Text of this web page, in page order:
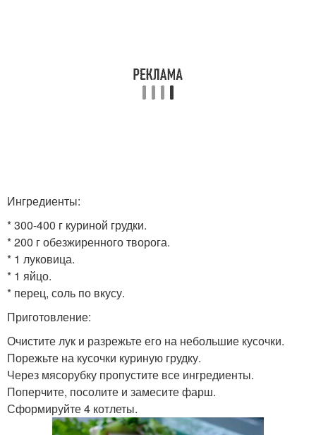
Ингредиенты:
* 300-400 г куриной грудки.
* 200 г обезжиренного творога.
* 1 луковица.
* 1 яйцо.
* перец, соль по вкусу.
Приготовление:
Очистите лук и разрежьте его на небольшие кусочки.
Порежьте на кусочки куриную грудку.
Через мясорубку пропустите все ингредиенты.
Поперчите, посолите и замесите фарш.
Сформируйте 4 котлеты.